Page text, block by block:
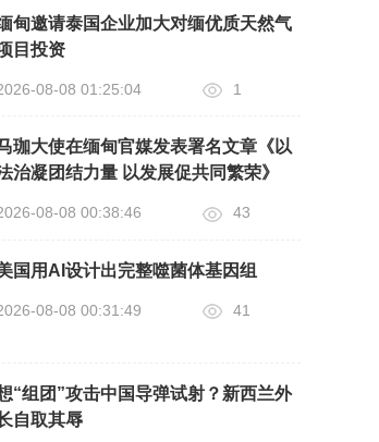
甸邀请泰国企业加大对缅优质天然气
目投资
08-08 01:25:04 1
珈大使在缅甸官媒发表署名文章《以
治凝团结力量 以发展促共同繁荣》
08-08 00:38:46 43
国用AI设计出完整噬菌体基因组
08-08 00:31:49 41
“组团”攻击中国导弹试射？新西兰外
自取其辱